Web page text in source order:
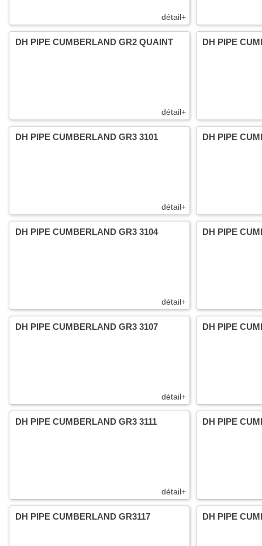
détail+
détail+
DH PIPE CUMBERLAND GR2 QUAINT DH PIPE
détail+
DH PIPE CUMBERLAND GR3 3101 DH PIPE
détail+
DH PIPE CUMBERLAND GR3 3104 DH PIPE
détail+
DH PIPE CUMBERLAND GR3 3107 DH PIPE
détail+
DH PIPE CUMBERLAND GR3 3111 DH PIPE
DH PIPE CUMBERLAND GR3117 DH PIPE